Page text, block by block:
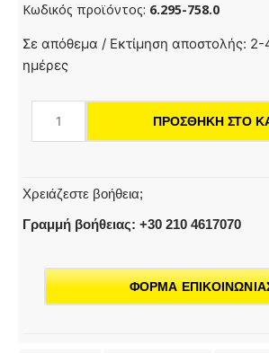
Κωδικός προϊόντος: 6.295-758.0
Σε απόθεμα / Εκτίμηση αποστολής: 2-
ημέρες
RM
613
πλαστικών
επιφανειών
Clean,
ποσότητα
ΠΡΟΣΘΉΚΗ ΣΤΟ
Χρειάζεστε βοήθεια;
Γραμμή βοήθειας: +30 210 4617070
ΦΟΡΜΑ